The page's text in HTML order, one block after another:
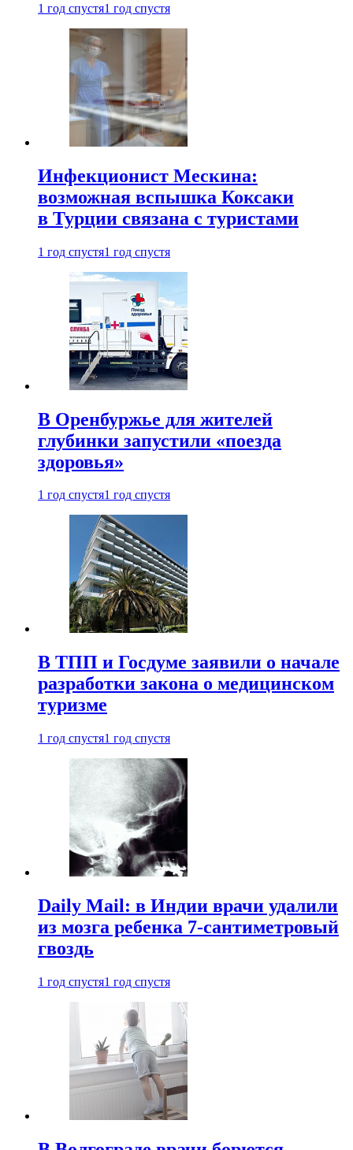
1 год спустя1 год спустя
Инфекционист Мескина:
возможная вспышка Коксаки
в Турции связана с туристами
1 год спустя1 год спустя
В Оренбуржье для жителей
глубинки запустили «поезда
здоровья»
1 год спустя1 год спустя
В ТПП и Госдуме заявили о начале
разработки закона о медицинском
туризме
1 год спустя1 год спустя
Daily Mail: в Индии врачи удалили
из мозга ребенка 7-сантиметровый
гвоздь
1 год спустя1 год спустя